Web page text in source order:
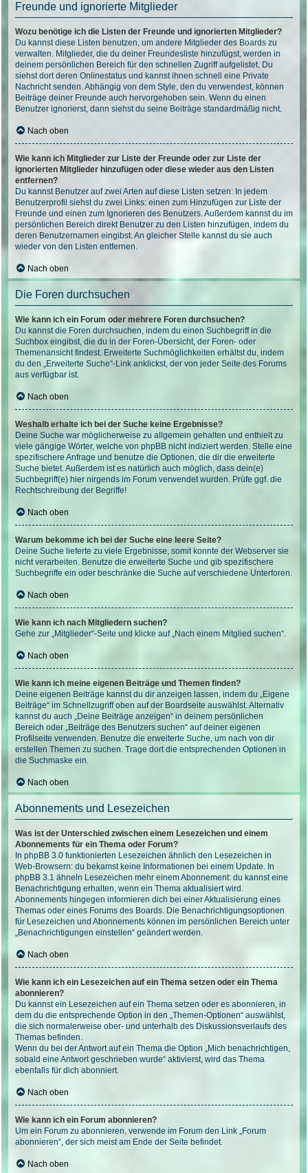
Freunde und ignorierte Mitglieder
Wozu benötige ich die Listen der Freunde und ignorierten Mitglieder?
Du kannst diese Listen benutzen, um andere Mitglieder des Boards zu
verwalten. Mitglieder, die du deiner Freundesliste hinzufügst, werden in
deinem persönlichen Bereich für den schnellen Zugriff aufgelistet. Du
siehst dort deren Onlinestatus und kannst ihnen schnell eine Private
Nachricht senden. Abhängig von dem Style, den du verwendest, können
Beiträge deiner Freunde auch hervorgehoben sein. Wenn du einen
Benutzer ignorierst, dann siehst du seine Beiträge standardmäßig nicht.
Nach oben
Wie kann ich Mitglieder zur Liste der Freunde oder zur Liste der
ignorierten Mitglieder hinzufügen oder diese wieder aus den Listen
entfernen?
Du kannst Benutzer auf zwei Arten auf diese Listen setzen: In jedem
Benutzerprofil siehst du zwei Links: einen zum Hinzufügen zur Liste der
Freunde und einen zum Ignorieren des Benutzers. Außerdem kannst du im
persönlichen Bereich direkt Benutzer zu den Listen hinzufügen, indem du
deren Benutzernamen eingibst. An gleicher Stelle kannst du sie auch
wieder von den Listen entfernen.
Nach oben
Die Foren durchsuchen
Wie kann ich ein Forum oder mehrere Foren durchsuchen?
Du kannst die Foren durchsuchen, indem du einen Suchbegriff in die
Suchbox eingibst, die du in der Foren-Übersicht, der Foren- oder
Themenansicht findest. Erweiterte Suchmöglichkeiten erhältst du, indem
du den „Erweiterte Suche“-Link anklickst, der von jeder Seite des Forums
aus verfügbar ist.
Nach oben
Weshalb erhalte ich bei der Suche keine Ergebnisse?
Deine Suche war möglicherweise zu allgemein gehalten und enthielt zu
viele gängige Wörter, welche von phpBB nicht indiziert werden. Stelle eine
spezifischere Anfrage und benutze die Optionen, die dir die erweiterte
Suche bietet. Außerdem ist es natürlich auch möglich, dass dein(e)
Suchbegriff(e) hier nirgends im Forum verwendet wurden. Prüfe ggf. die
Rechtschreibung der Begriffe!
Nach oben
Warum bekomme ich bei der Suche eine leere Seite?
Deine Suche lieferte zu viele Ergebnisse, somit konnte der Webserver sie
nicht verarbeiten. Benutze die erweiterte Suche und gib spezifischere
Suchbegriffe ein oder beschränke die Suche auf verschiedene Unterforen.
Nach oben
Wie kann ich nach Mitgliedern suchen?
Gehe zur „Mitglieder“-Seite und klicke auf „Nach einem Mitglied suchen“.
Nach oben
Wie kann ich meine eigenen Beiträge und Themen finden?
Deine eigenen Beiträge kannst du dir anzeigen lassen, indem du „Eigene
Beiträge“ im Schnellzugriff oben auf der Boardseite auswählst. Alternativ
kannst du auch „Deine Beiträge anzeigen“ in deinem persönlichen
Bereich oder „Beiträge des Benutzers suchen“ auf deiner eigenen
Profilseite verwenden. Benutze die erweiterte Suche, um nach von dir
erstellen Themen zu suchen. Trage dort die entsprechenden Optionen in
die Suchmaske ein.
Nach oben
Abonnements und Lesezeichen
Was ist der Unterschied zwischen einem Lesezeichen und einem
Abonnements für ein Thema oder Forum?
In phpBB 3.0 funktionierten Lesezeichen ähnlich den Lesezeichen in
Web-Browsern: du bekamst keine Informationen bei einem Update. In
phpBB 3.1 ähneln Lesezeichen mehr einem Abonnement: du kannst eine
Benachrichtigung erhalten, wenn ein Thema aktualisiert wird.
Abonnements hingegen informieren dich bei einer Aktualisierung eines
Themas oder eines Forums des Boards. Die Benachrichtigungsoptionen
für Lesezeichen und Abonnements können im persönlichen Bereich unter
„Benachrichtigungen einstellen“ geändert werden.
Nach oben
Wie kann ich ein Lesezeichen auf ein Thema setzen oder ein Thema
abonnieren?
Du kannst ein Lesezeichen auf ein Thema setzen oder es abonnieren, in
dem du die entsprechende Option in den „Themen-Optionen“ auswählst,
die sich normalerweise ober- und unterhalb des Diskussionsverlaufs des
Themas befinden.
Wenn du bei der Antwort auf ein Thema die Option „Mich benachrichtigen,
sobald eine Antwort geschrieben wurde“ aktivierst, wird das Thema
ebenfalls für dich abonniert.
Nach oben
Wie kann ich ein Forum abonnieren?
Um ein Forum zu abonnieren, verwende im Forum den Link „Forum
abonnieren“, der sich meist am Ende der Seite befindet.
Nach oben